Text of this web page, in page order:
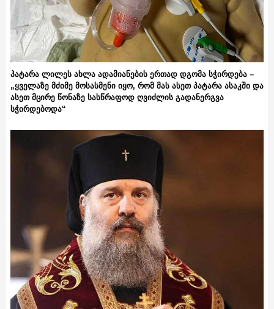
პატარა ლილეს ახლა ადამიანების ერთად დგომა სჭირდება –
„ყველაზე მძიმე მოსასმენი იყო, რომ მას ასეთ პატარა ასაკში და
ასეთ მცირე წონაზე სასწრაფოდ ღვიძლის გადანერგვა
სჭირდებოდა“